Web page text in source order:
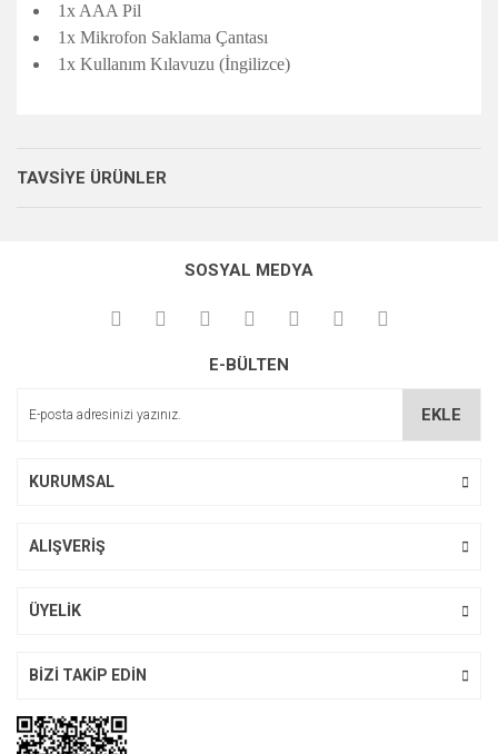
1x AAA Pil
1x Mikrofon Saklama Çantası
1x Kullanım Kılavuzu (İngilizce)
kullanarak tarafımıza iletebilirsiniz.
Görüş ve önerileriniz için teşekkür ederiz.
Ürün açıklamasında eksik bilgiler bulunuyor.
Bu ürüne benzer farklı alternatifler olmalı.
TAVSİYE ÜRÜNLER
SOSYAL MEDYA
E-BÜLTEN
EKLE
KURUMSAL
ALIŞVERİŞ
ÜYELİK
BİZİ TAKİP EDİN